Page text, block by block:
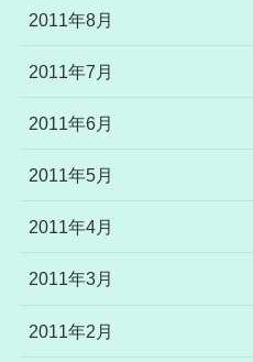
2011年8月
2011年7月
2011年6月
2011年5月
2011年4月
2011年3月
2011年2月